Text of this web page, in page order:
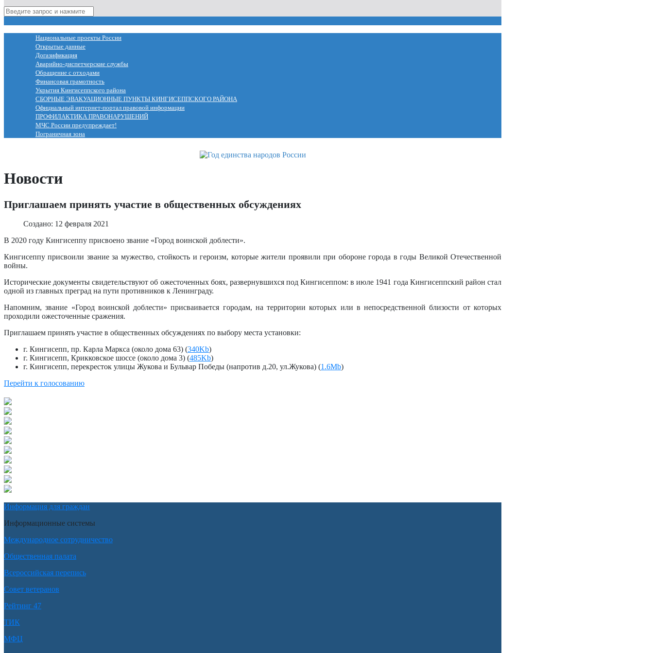
Национальные проекты России
Открытые данные
Догазификация
Аварийно-диспетчерские службы
Обращение с отходами
Финансовая грамотность
Укрытия Кингисеппского района
СБОРНЫЕ ЭВАКУАЦИОННЫЕ ПУНКТЫ КИНГИСЕППСКОГО РАЙОНА
Официальный интернет-портал правовой информации
ПРОФИЛАКТИКА ПРАВОНАРУШЕНИЙ
МЧС России предупреждает!
Пограничная зона
Новости
Приглашаем принять участие в общественных обсуждениях
Создано: 12 февраля 2021
В 2020 году Кингисеппу присвоено звание «Город воинской доблести».
Кингисеппу присвоили звание за мужество, стойкость и героизм, которые жители проявили при обороне города в годы Великой Отечественной
войны.
Исторические документы свидетельствуют об ожесточенных боях, развернувшихся под Кингисеппом: в июле 1941 года Кингисеппский район стал
одной из главных преград на пути противников к Ленинграду.
Напомним, звание «Город воинской доблести» присваивается городам, на территории которых или в непосредственной близости от которых
проходили ожесточенные сражения.
Приглашаем принять участие в общественных обсуждениях по выбору места установки:
г. Кингисепп, пр. Карла Маркса (около дома 63) (340Kb)
г. Кингисепп, Крикковское шоссе (около дома 3) (485Kb)
г. Кингисепп, перекресток улицы Жукова и Бульвар Победы (напротив д.20, ул.Жукова) (1.6Mb)
Перейти к голосованию
Информация для граждан
Информационные системы
Международное сотрудничество
Общественная палата
Всероссийская перепись
Совет ветеранов
Рейтинг 47
ТИК
МФЦ